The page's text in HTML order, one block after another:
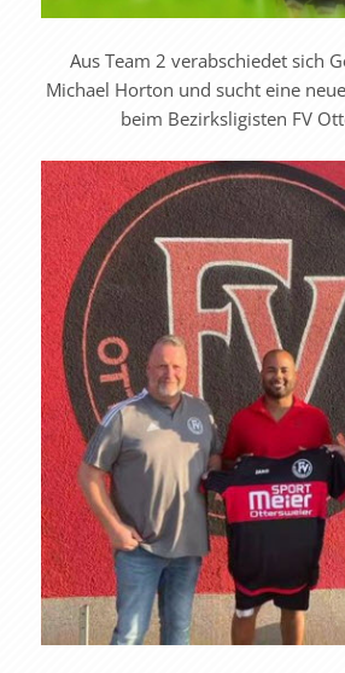
Aus Team 2 verabschiedet sich
Michael Horton und sucht eine
beim Bezirksligisten FV